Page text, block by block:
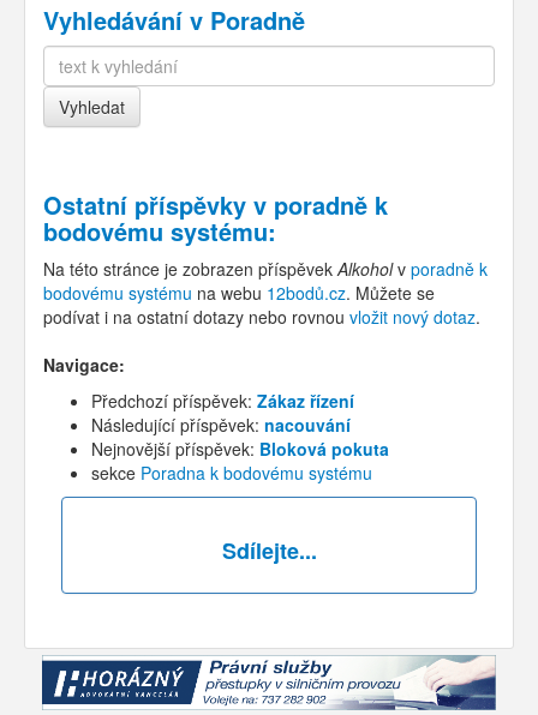
Vyhledávání v Poradně
Ostatní příspěvky v poradně k
bodovému systému:
Na této stránce je zobrazen příspěvek Alkoholv poradně k
bodovému systému na webu 12bodů.cz. Můžete se
podívat i na ostatní dotazy nebo rovnou vložit nový dotaz.
Navigace:
Předchozí příspěvek: Zákaz řízení
Následující příspěvek: nacouvání
Nejnovější příspěvek: Bloková pokuta
sekce Poradna k bodovému systému
Sdílejte...